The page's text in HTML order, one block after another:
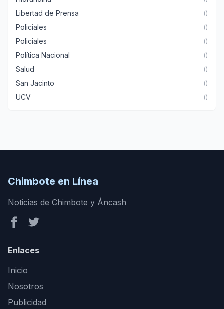
Libertad de Prensa ()
Policiales ()
Policiales ()
Política Nacional ()
Salud ()
San Jacinto ()
UCV ()
Chimbote en Línea
Noticias de Chimbote y Áncash
Enlaces
Inicio
Nosotros
Publicidad